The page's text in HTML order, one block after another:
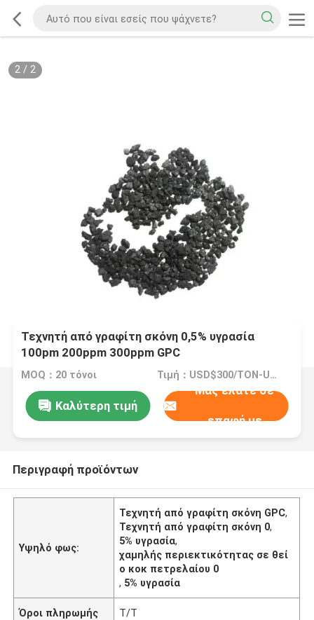
2/ 2
Τεχνητή από γραφίτη σκόνη 0,5% υγρασία
100pm 200ppm 300ppm GPC
MOQ：20 τόνοι Τιμή：USD$300/TON-USD$3000/TON
Καλύτερη τιμή
Μας ελάτε σε
επαφή με
Περιγραφή προϊόντων
Υψηλό φως:
Τεχνητή από γραφίτη σκόνη GPC,
Τεχνητή από γραφίτη σκόνη 0,
5% υγρασία,
χαμηλής περιεκτικότητας σε θεί
ο κοκ πετρελαίου 0
, 5% υγρασία
Όροι πληρωμής T/T